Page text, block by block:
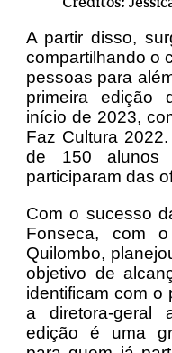
A partir disso,
compartilhando o
pessoas para
primeira edição
início de 2023,
Faz Cultura
de 150 alunos
participaram das
Com o sucesso
Fonseca, com
Quilombo,
objetivo de
identificam com o
a diretora-geral
edição é uma